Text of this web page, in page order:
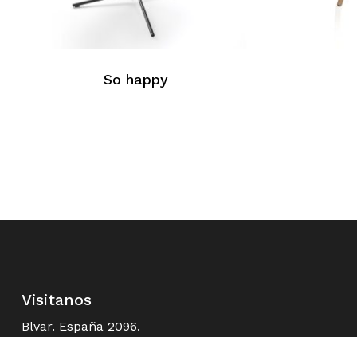
So happy
Visitanos
Blvar. España 2096.